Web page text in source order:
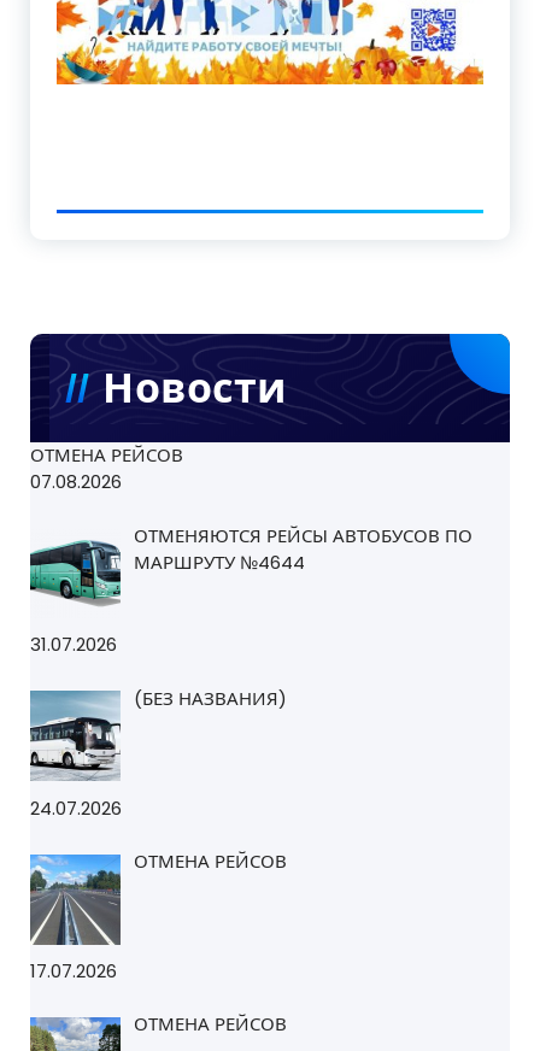
Новости
ОТМЕНА РЕЙСОВ
07.08.2026
ОТМЕНЯЮТСЯ РЕЙСЫ АВТОБУСОВ ПО
МАРШРУТУ №4644
31.07.2026
(БЕЗ НАЗВАНИЯ)
24.07.2026
ОТМЕНА РЕЙСОВ
17.07.2026
ОТМЕНА РЕЙСОВ